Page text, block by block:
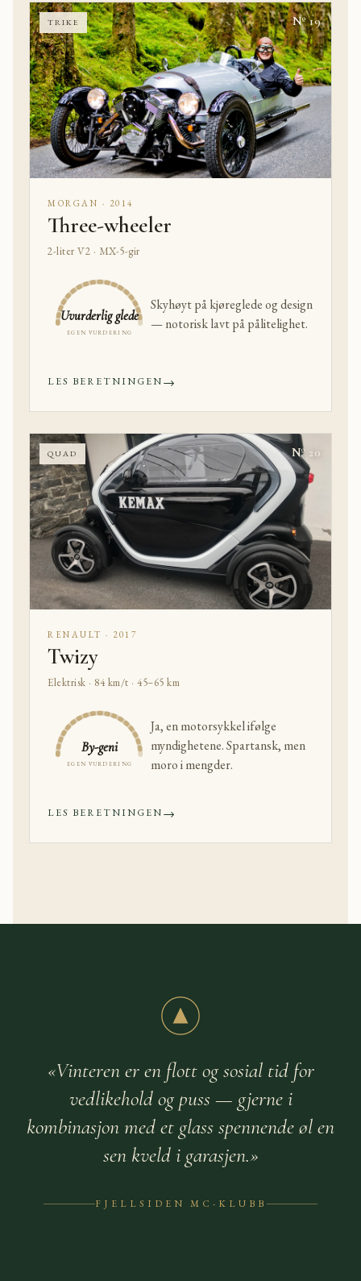
TRIKE Nº 19
MORGAN · 2014
Three-wheeler
2-liter V2 · MX-5-gir
Uvurderlig glede
EGEN VURDERING
Skyhøyt på kjøreglede og design
— notorisk lavt på pålitelighet.
LES BERETNINGEN→
QUAD Nº 20
RENAULT · 2017
Twizy
Elektrisk · 84 km/t · 45–65 km
By-geni
EGEN VURDERING
Ja, en motorsykkel ifølge
myndighetene. Spartansk, men
moro i mengder.
LES BERETNINGEN→
«Vinteren er en flott og sosial tid for
vedlikehold og puss — gjerne i
kombinasjon med et glass spennende øl en
sen kveld i garasjen.»
FJELLSIDEN MC-KLUBB